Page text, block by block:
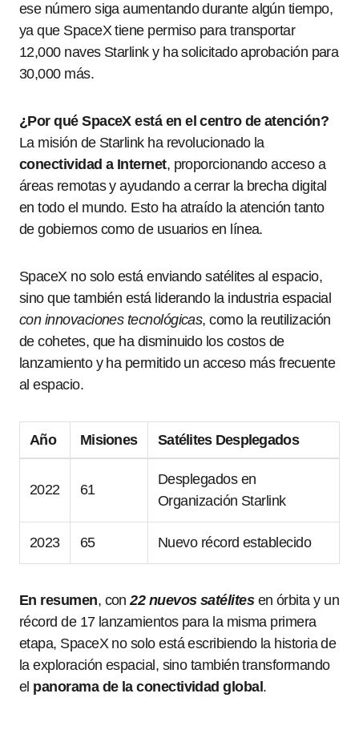
ese número siga aumentando durante algún tiempo,
ya que SpaceX tiene permiso para transportar
12,000 naves Starlink y ha solicitado aprobación para
30,000 más.
¿Por qué SpaceX está en el centro de atención?
La misión de Starlink ha revolucionado la
conectividad a Internet, proporcionando acceso a
áreas remotas y ayudando a cerrar la brecha digital
en todo el mundo. Esto ha atraído la atención tanto
de gobiernos como de usuarios en línea.
SpaceX no solo está enviando satélites al espacio,
sino que también está liderando la industria espacial
con innovaciones tecnológicas, como la reutilización
de cohetes, que ha disminuido los costos de
lanzamiento y ha permitido un acceso más frecuente
al espacio.
Año Misiones Satélites Desplegados
2022 61
Desplegados en
Organización Starlink
2023 65 Nuevo récord establecido
En resumen, con22 nuevos satélitesen órbita y un
récord de 17 lanzamientos para la misma primera
etapa, SpaceX no solo está escribiendo la historia de
la exploración espacial, sino también transformando
el panorama de la conectividad global .